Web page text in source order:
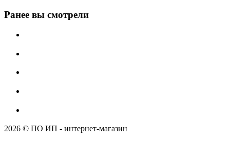
Ранее вы смотрели
2026 © ПО ИП - интернет-магазин